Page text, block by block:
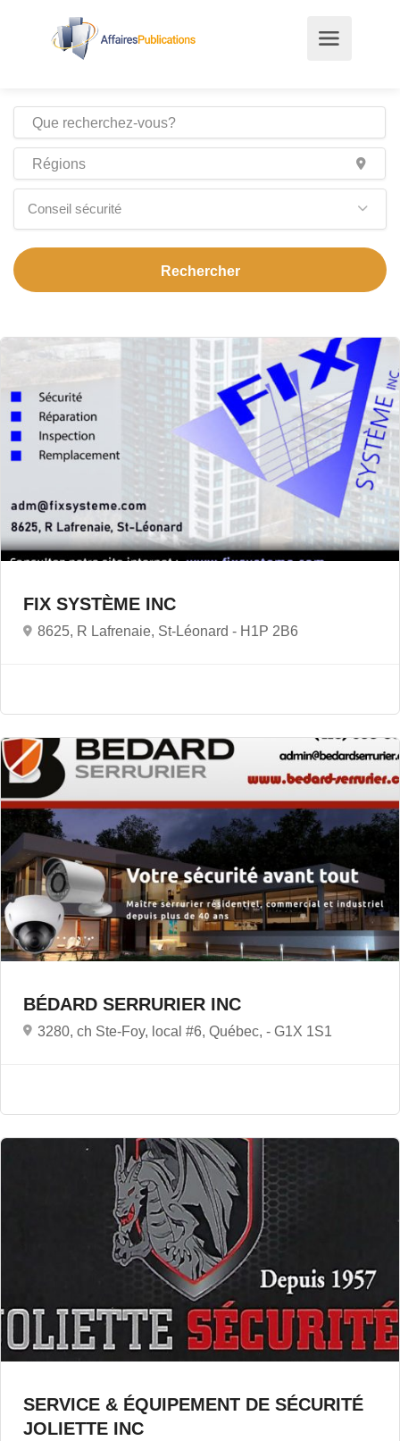
Conseil sécurité
FIX SYSTÈME INC
8625, R Lafrenaie, St-Léonard - H1P 2B6
BÉDARD SERRURIER INC
3280, ch Ste-Foy, local #6, Québec, - G1X 1S1
SERVICE & ÉQUIPEMENT DE SÉCURITÉ
JOLIETTE INC